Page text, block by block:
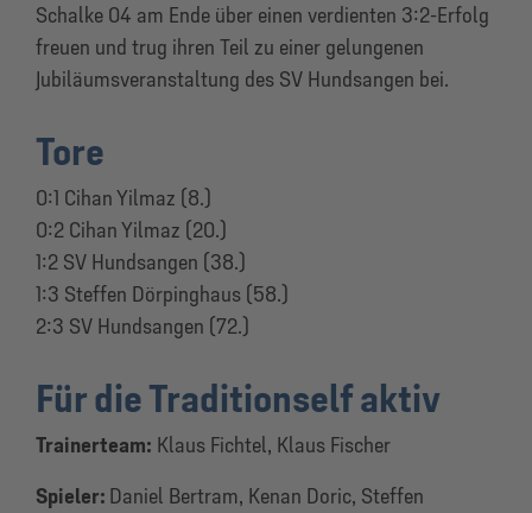
Schalke 04 am Ende über einen verdienten 3:2-Erfolg
freuen und trug ihren Teil zu einer gelungenen
Jubiläumsveranstaltung des SV Hundsangen bei.
Tore
0:1 Cihan Yilmaz (8.)
0:2 Cihan Yilmaz (20.)
1:2 SV Hundsangen (38.)
1:3 Steffen Dörpinghaus (58.)
2:3 SV Hundsangen (72.)
Für die Traditionself aktiv
Trainerteam: Klaus Fichtel, Klaus Fischer
Spieler: Daniel Bertram, Kenan Doric, Steffen